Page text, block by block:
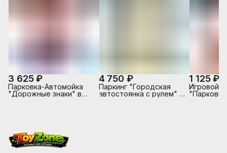
3 625 ₽
Парковка-Автомойка
"Дорожные знаки" в
4 750 ₽
Паркинг "Городская
автостоянка с рулем" в
1 125 ₽
Игровой